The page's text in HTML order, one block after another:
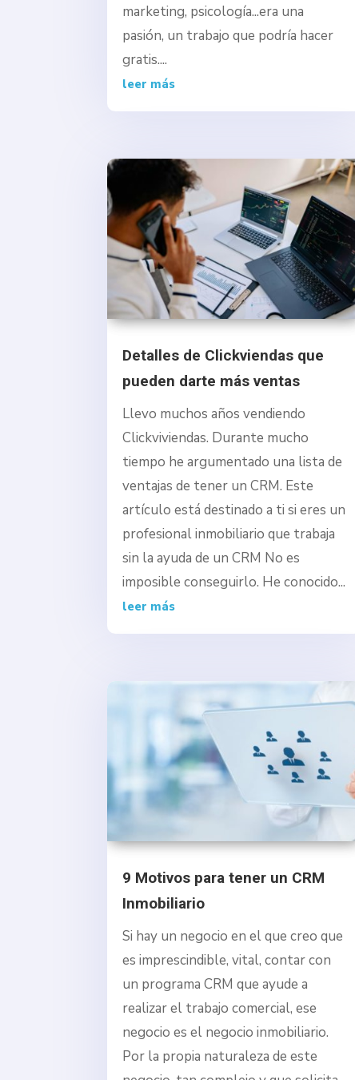
marketing, psicología...era una
pasión, un trabajo que podría hacer
gratis....
leer más
Detalles de Clickviendas que
pueden darte más ventas
Llevo muchos años vendiendo
Clickviviendas. Durante mucho
tiempo he argumentado una lista de
ventajas de tener un CRM. Este
artículo está destinado a ti si eres un
profesional inmobiliario que trabaja
sin la ayuda de un CRM No es
imposible conseguirlo. He conocido...
leer más
9 Motivos para tener un CRM
Inmobiliario
Si hay un negocio en el que creo que
es imprescindible, vital, contar con
un programa CRM que ayude a
realizar el trabajo comercial, ese
negocio es el negocio inmobiliario.
Por la propia naturaleza de este